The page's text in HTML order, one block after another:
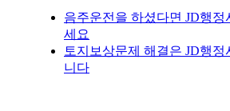
음주운전을 하셨다면 JD행
세요
토지보상문제 해결은 JD행
니다